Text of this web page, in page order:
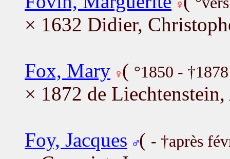
× 1632 Didier,
Fox, Mary ( °1850 - †1878
× 1872 de
Foy, Jacques ( - †après